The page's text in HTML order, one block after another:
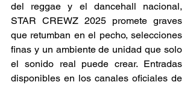
del reggae y el dancehall nacional,
STAR CREWZ 2025 promete graves
que retumban en el pecho, selecciones
finas y un ambiente de unidad que solo
el sonido real puede crear. Entradas
disponibles en los canales oficiales de